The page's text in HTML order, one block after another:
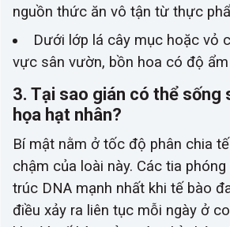
nguồn thức ăn vô tận từ thực
Dưới lớp lá cây mục hoặc vỏ
vực sân vườn, bồn hoa có độ
3. Tại sao gián có thể sống
họa hạt nhân?
Bí mật nằm ở tốc độ phân chia
chậm của loài này. Các tia
trúc DNA mạnh nhất khi tế bào
điều xảy ra liên tục mỗi ngày ở